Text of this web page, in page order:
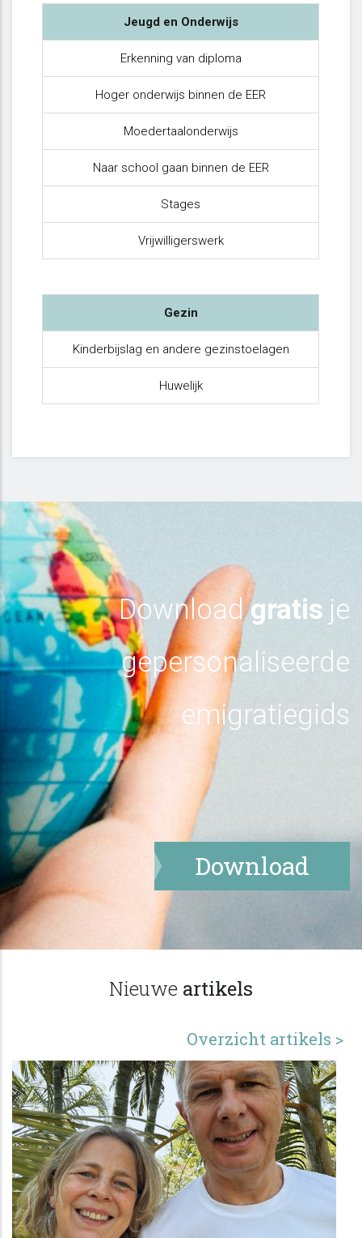
Jeugd en Onderwijs
Erkenning van diploma
Hoger onderwijs binnen de EER
Moedertaalonderwijs
Naar school gaan binnen de EER
Stages
Vrijwilligerswerk
Gezin
Kinderbijslag en andere gezinstoelagen
Huwelijk
Download gratis je
gepersonaliseerde
emigratiegids
Download
Nieuwe artikels
Overzicht artikels >